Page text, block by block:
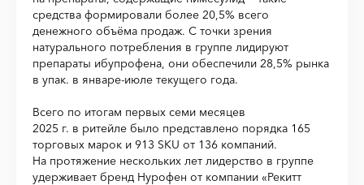
средства формировали более 20,5% всего
денежного объёма продаж. С точки зрения
натурального потребления в группе лидируют
препараты ибупрофена, они обеспечили 28,5% рынка
в упак. в январе-июле текущего года.
Всего по итогам первых семи месяцев
2025 г. в ритейле было представлено порядка 165
торговых марок и 913 SKU от 136 компаний.
На протяжение нескольких лет лидерство в группе
удерживает бренд Нурофен от компании «Рекитт